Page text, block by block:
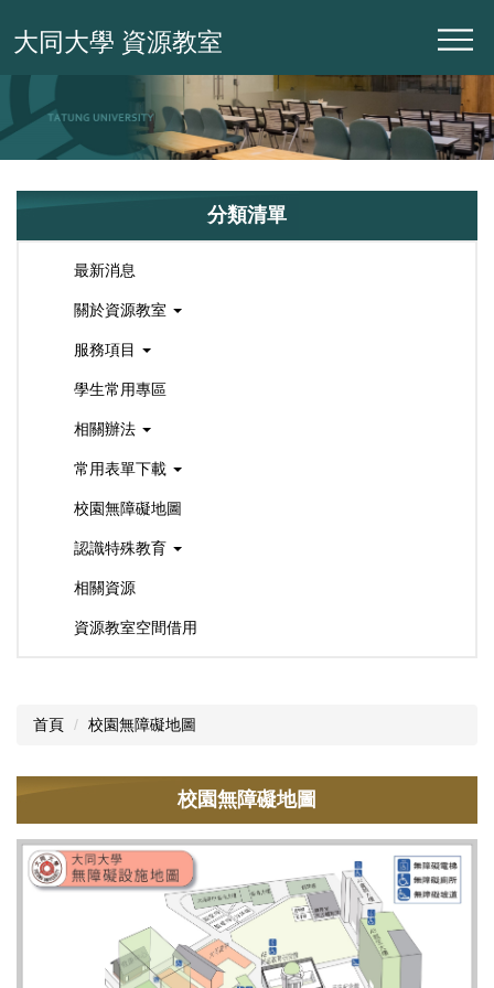
到
容
大同大學 資源教室
分類清單
最新消息
關於資源教室
服務項目
學生常用專區
相關辦法
常用表單下載
校園無障礙地圖
認識特殊教育
相關資源
資源教室空間借用
首頁 校園無障礙地圖
校園無障礙地圖